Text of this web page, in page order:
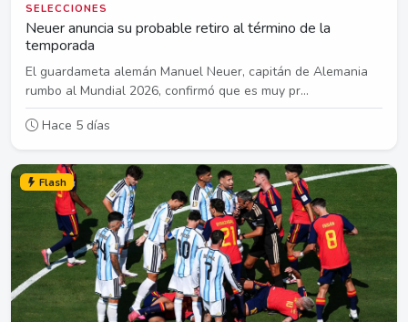
SELECCIONES
Neuer anuncia su probable retiro al término de la
temporada
El guardameta alemán Manuel Neuer, capitán de Alemania
rumbo al Mundial 2026, confirmó que es muy pr...
Hace 5 días
Flash